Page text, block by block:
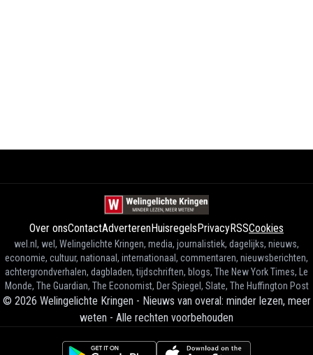
Over onsContactAdverterenHuisregelsPrivacyRSSCookies
wel.nl, wel, Welingelichte Kringen, media, journalistiek, dagelijks, nieuws,
economie, cultuur, nationaal, internationaal, commentaren, nieuwsberichten,
achtergrondverhalen, dagbladen, tijdschriften, blogs, The New York Times, Le
Monde, The Guardian, The Economist, Der Spiegel, Slate, The Huffington Post
© 2026 Welingelichte Kringen - Nieuws van overal: minder lezen, meer
weten - Alle rechten voorbehouden